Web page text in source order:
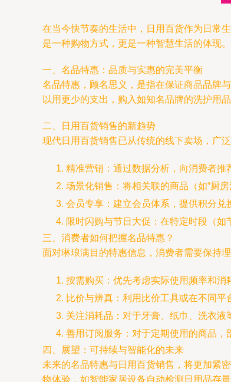
在当今快节奏的生活中，日用百货作为日常
是一种购物方式，更是一种智慧生活的体现。
一、名品特惠：品质与实惠的完美平衡
名品特惠，顾名思义，是指在保证商品品牌
以用更少的支出，购入如知名品牌的洗护用
二、日用百货销售的新趋势
现代日用百货销售已从传统的线下卖场，广
精准营销：通过数据分析，向消费者推
场景化销售：将相关联的商品（如“厨
会员专享：建立会员体系，提供积分兑
限时闪购与节日大促：在特定时段（如
三、消费者如何把握名品特惠？
面对琳琅满目的特惠信息，消费者需要保持理
按需购买：优先考虑实际使用频率和消
比价与辨真：利用比价工具或在不同平
关注消耗品：对于牙膏、纸巾、洗衣液
善用订阅服务：对于定期使用的商品，
四、展望：可持续与智能化的未来
未来的名品特惠与日用百货销售，将更加紧
物体验，如智能家居设备自动检测日用品存